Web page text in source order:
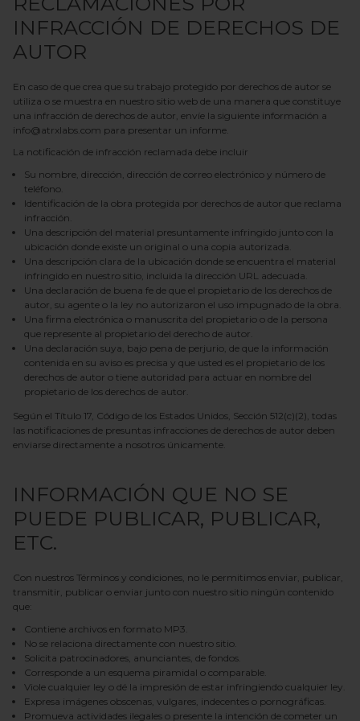
INFRACCIÓN DE DERECHOS DE
AUTOR
En caso de que crea que su trabajo protegido por derechos de autor se
utiliza o se muestra en nuestro sitio web de una manera que constituye
una infracción de derechos de autor, envíe la siguiente información a
info@atrxlabs.com para presentar un informe.
La notificación de infracción reclamada debe incluir
Su nombre, dirección, dirección de correo electrónico y número de
teléfono.
Identificación de la obra protegida por derechos de autor que reclama
infracción.
Una descripción del material presuntamente infringido junto con la
ubicación donde existe un original o una copia autorizada.
Una descripción clara de la ubicación donde se encuentra el material
infringido en nuestro sitio, incluida la dirección URL adecuada.
Una declaración de buena fe de que el propietario de los derechos de
autor, su agente o la ley no autorizaron el uso impugnado de la obra.
Una firma electrónica o manuscrita del propietario o de la persona
que represente al propietario del derecho de autor.
Una declaración suya, bajo pena de perjurio, de que la información
contenida en su aviso es precisa y que usted es el propietario de los
derechos de autor o tiene autoridad para actuar en nombre del
propietario de los derechos de autor.
Según el Título 17, Código de los Estados Unidos, Sección 512(c)(2), todas
las notificaciones de presuntas infracciones de derechos de autor deben
enviarse directamente a nosotros únicamente.
INFORMACIÓN QUE NO SE
PUEDE PUBLICAR, PUBLICAR,
ETC.
Con nuestros Términos y condiciones, no le permitimos enviar, publicar,
transmitir, publicar o enviar junto con nuestro sitio ningún contenido
que:
Contiene archivos en formato MP3.
No se relaciona directamente con nuestro sitio.
Solicita patrocinadores, anunciantes, de fondos.
Corresponde a un esquema piramidal o comparable.
Viole cualquier ley o dé la impresión de estar infringiendo cualquier ley.
Expresa imágenes obscenas, vulgares, indecentes o pornográficas.
Promueva actividades ilegales o presente la intención de cometer un